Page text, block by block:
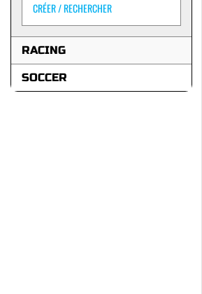
CRÉER / RECHERCHER
RACING
SOCCER